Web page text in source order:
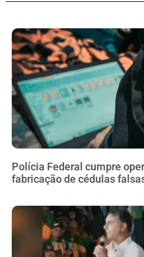
Polícia Federal cumpre
fabricação de cédulas